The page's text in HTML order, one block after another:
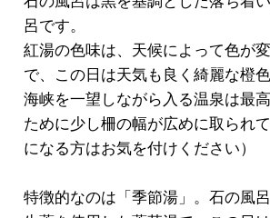
呂です。
紅湯の色味は、天候によって色が
で、この日は天気も良く綺麗な橙色
海峡を一望しながら入る温泉は最
ために少し柵の幅が広めに取られ
になる方はお気を付けください）
特徴的なのは「季節湯」。石の風